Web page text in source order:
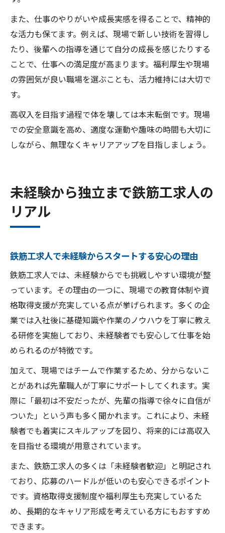
また、仕事のやりがいや成長実感を得ることで、精神的
な活力も保てます。例えば、現場で新しい技術を習得し
たり、後輩への指導を通じて自分の成長を感じたりする
ことで、仕事への満足度が高まります。福利厚生や現場
の雰囲気が良い職場を選ぶことも、活力維持には大切で
す。
高収入を目指す過程で体を壊しては本末転倒です。現場
での安全意識を高め、適度な運動や趣味の時間も大切に
しながら、無理なくキャリアアップを目指しましょう。
未経験から独立まで鉄筋工求人の
リアル
鉄筋工求人で未経験からスタートする安心の理由
鉄筋工求人では、未経験からでも挑戦しやすい環境が整
っています。その理由の一つに、現場での教育体制や資
格取得支援が充実している点が挙げられます。多くの企
業では入社後に基礎知識や作業のノウハウを丁寧に教え
る研修を実施しており、未経験者でも安心して仕事を始
められるのが特徴です。
加えて、現場ではチームで作業するため、分からないこ
とがあれば先輩職人が丁寧にサポートしてくれます。実
際に「最初は不安だったが、先輩の指導で徐々に自信が
ついた」という声も多く聞かれます。これにより、未経
験者でも着実にスキルアップを図り、将来的には高収入
を目指せる環境が用意されています。
また、鉄筋工求人の多くは「未経験者歓迎」と明記され
ており、応募のハードルが低いのも安心できるポイント
です。資格取得支援制度や福利厚生も充実しているた
め、長期的なキャリア形成を考えている方にもおすすめ
できます。